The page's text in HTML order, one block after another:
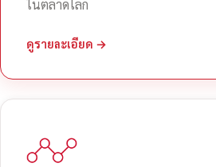
ในตลาดโลก
ดูรายละเอียด →